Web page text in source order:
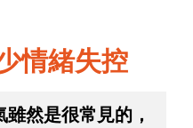
情緒失控
然是很常見的，